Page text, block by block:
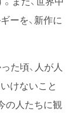
ーを、新作に
た頃、人が人
けないこと
の人たちに観